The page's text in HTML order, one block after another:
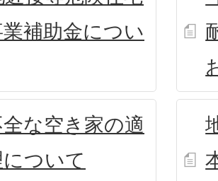
補助金につい
な空き家の適
ついて